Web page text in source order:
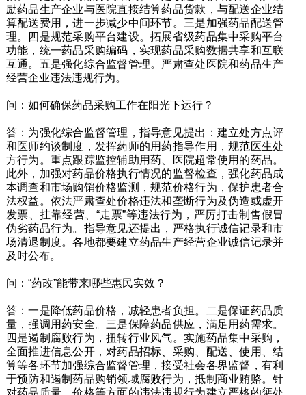
励药品生产企业与医院直接结算药品货款，与配送企业结
算配送费用，进一步减少中间环节。三是加强药品配送管
理。四是规范采购平台建设。拓展省级药品集中采购平台
功能，统一药品采购编码，实现药品采购数据共享和互联
互通。五是强化综合监督管理。严肃查处医院和药品生产
经营企业违法违规行为。
问：如何确保药品采购工作在阳光下运行？
答：为强化综合监督管理，指导意见提出：建立处方点评
和医师约谈制度，发挥药师的用药指导作用，规范医生处
方行为。重点跟踪监控辅助用药、医院超常使用的药品。
此外，加强对药品价格执行情况的监督检查，强化药品成
本调查和市场购销价格监测，规范价格行为，保护患者合
法权益。依法严肃查处价格违法和垄断行为及伪造或虚开
发票、挂靠经营、“走票”等违法行为，严厉打击制售假冒
伪劣药品行为。指导意见还提出，严格执行诚信记录和市
场清退制度。各地都要建立药品生产经营企业诚信记录并
及时公布。
问：“药改”能带来哪些惠民实效？
答：一是降低药品价格，减轻患者负担。二是保证药品质
量，强调用药安全。三是保障药品供应，满足用药需求。
四是遏制腐败行为，扭转行业风气。实施药品集中采购，
全面推进信息公开，对药品招标、采购、配送、使用、结
算等各环节加强综合监督管理，接受社会各界监督，有利
于预防和遏制药品购销领域腐败行为，抵制商业贿赂。针